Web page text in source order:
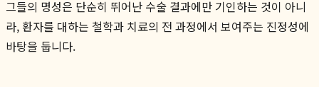
그들의 명성은 단순히 뛰어난 수술 결과에만 기인하는 것이 아니
라, 환자를 대하는 철학과 치료의 전 과정에서 보여주는 진정성에
바탕을 둡니다.